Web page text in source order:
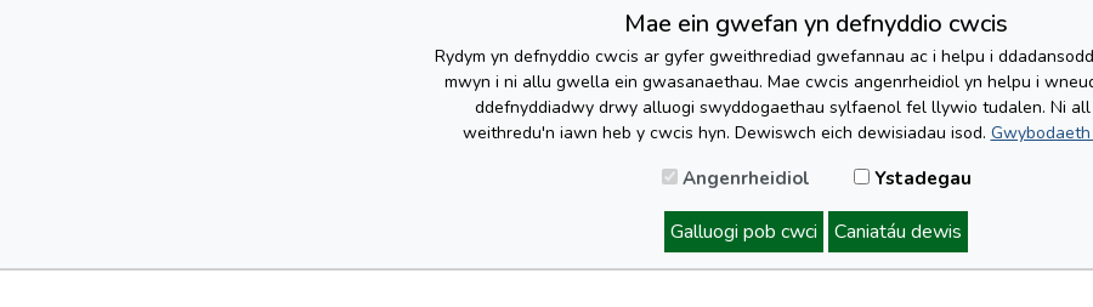
Mae ein gwefan yn defnyddio cwcis
Rydym yn defnyddio cwcis ar gyfer gweithrediad gwefannau ac i helpu i
mwyn i ni allu gwella ein gwasanaethau. Mae cwcis angenrheidiol yn helpu i
ddefnyddiadwy drwy alluogi swyddogaethau sylfaenol fel llywio tudalen. Ni
weithredu'n iawn heb y cwcis hyn. Dewiswch eich dewisiadau isod.
Angenrheidiol Ystadegau
Galluogi pob cwci Caniatáu dewis